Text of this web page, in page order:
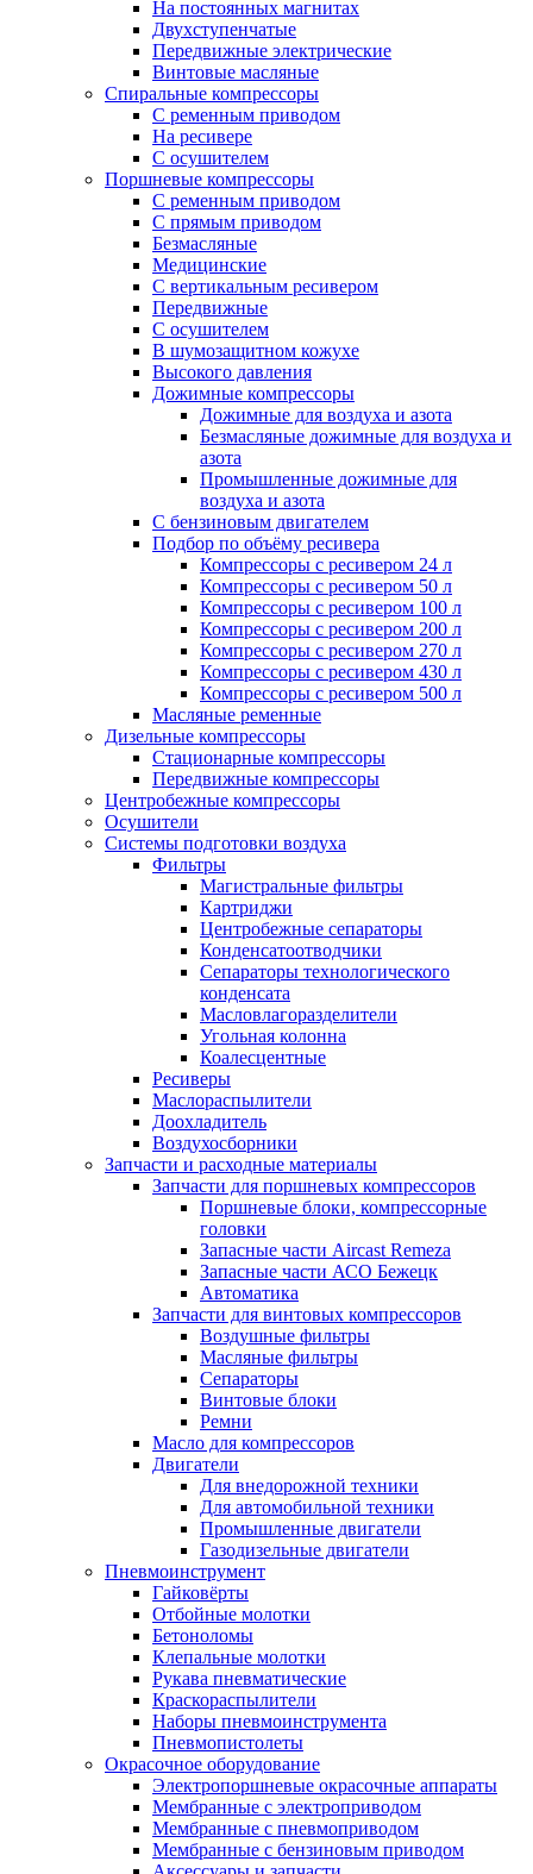
На постоянных магнитах
Двухступенчатые
Передвижные электрические
Винтовые масляные
Спиральные компрессоры
С ременным приводом
На ресивере
С осушителем
Поршневые компрессоры
С ременным приводом
С прямым приводом
Безмасляные
Медицинские
С вертикальным ресивером
Передвижные
С осушителем
В шумозащитном кожухе
Высокого давления
Дожимные компрессоры
Дожимные для воздуха и азота
Безмасляные дожимные для воздуха и
азота
Промышленные дожимные для
воздуха и азота
С бензиновым двигателем
Подбор по объёму ресивера
Компрессоры с ресивером 24 л
Компрессоры с ресивером 50 л
Компрессоры с ресивером 100 л
Компрессоры с ресивером 200 л
Компрессоры с ресивером 270 л
Компрессоры с ресивером 430 л
Компрессоры с ресивером 500 л
Масляные ременные
Дизельные компрессоры
Стационарные компрессоры
Передвижные компрессоры
Центробежные компрессоры
Осушители
Системы подготовки воздуха
Фильтры
Магистральные фильтры
Картриджи
Центробежные сепараторы
Конденсатоотводчики
Сепараторы технологического
конденсата
Масловлагоразделители
Угольная колонна
Коалесцентные
Ресиверы
Маслораспылители
Доохладитель
Воздухосборники
Запчасти и расходные материалы
Запчасти для поршневых компрессоров
Поршневые блоки, компрессорные
головки
Запасные части Aircast Remeza
Запасные части АСО Бежецк
Автоматика
Запчасти для винтовых компрессоров
Воздушные фильтры
Масляные фильтры
Сепараторы
Винтовые блоки
Ремни
Масло для компрессоров
Двигатели
Для внедорожной техники
Для автомобильной техники
Промышленные двигатели
Газодизельные двигатели
Пневмоинструмент
Гайковёрты
Отбойные молотки
Бетоноломы
Клепальные молотки
Рукава пневматические
Краскораспылители
Наборы пневмоинструмента
Пневмопистолеты
Окрасочное оборудование
Электропоршневые окрасочные аппараты
Мембранные с электроприводом
Мембранные с пневмоприводом
Мембранные с бензиновым приводом